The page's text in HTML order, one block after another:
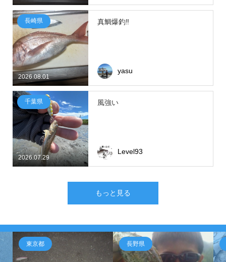
2026.08.01
長崎県 真鯛爆釣‼
yasu
2026.07.29
千葉県 風強い
Level93
もっと見る
東京都 長野県